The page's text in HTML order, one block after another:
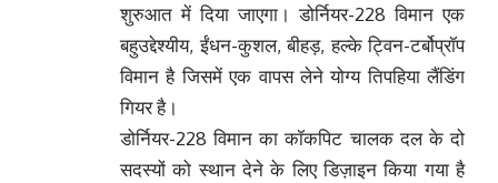
शुरुआत में दिया जाएगा। डोर्नियर-228 विमान एक
बहुउद्देश्यीय, ईंधन-कुशल, बीहड़, हल्के ट्विन-टर्बोप्रॉप
विमान है जिसमें एक वापस लेने योग्य तिपहिया लैंडिंग
गियर है।
डोर्नियर-228 विमान का कॉकपिट चालक दल के दो
सदस्यों को स्थान देने के लिए डिज़ाइन किया गया है